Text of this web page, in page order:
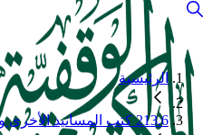
الرئيسية
213.6 كتب المسانيد الأخرى والجوامع